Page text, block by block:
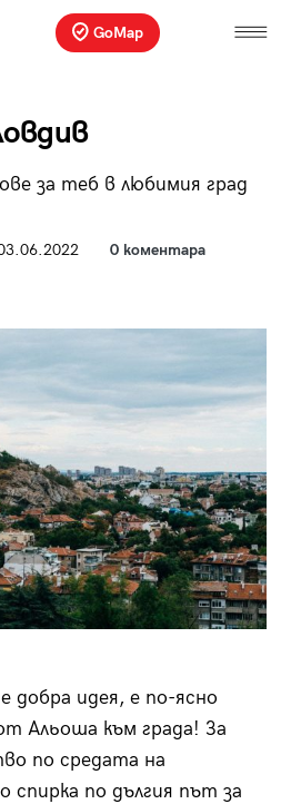
GoMap
за теб в любимия град
0 коментара
добра идея, е по-ясно
Альоша към града! За
по средата на
спирка по дългия път за